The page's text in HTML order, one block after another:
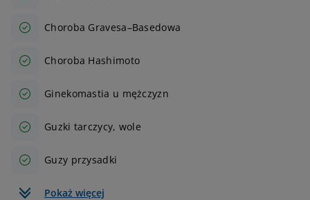
Choroba Gravesa–Basedowa
Choroba Hashimoto
Ginekomastia u mężczyzn
Guzki tarczycy, wole
Guzy przysadki
Pokaż więcej